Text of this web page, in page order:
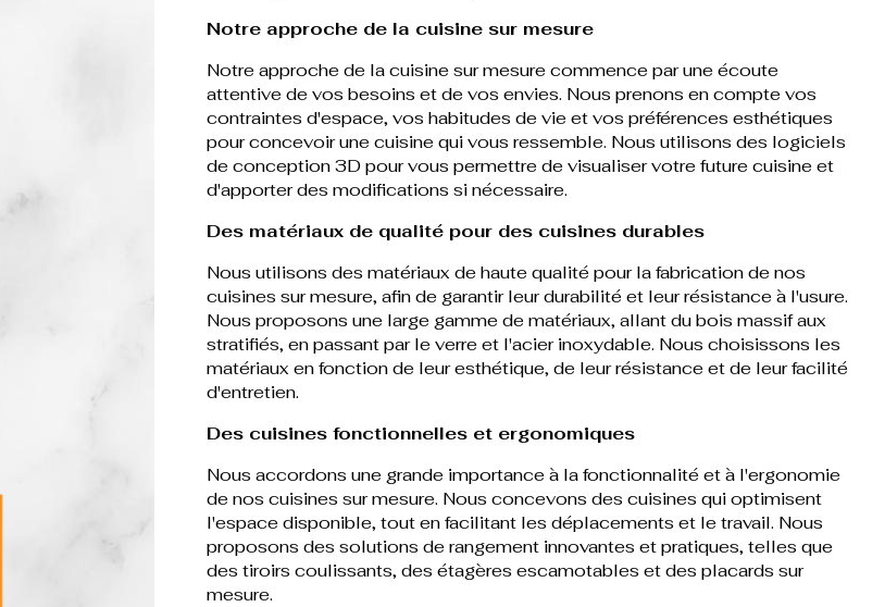
Notre approche de la cuisine sur mesure
Notre approche de la cuisine sur mesure commence par une écoute
attentive de vos besoins et de vos envies. Nous prenons en compte vos
contraintes d'espace, vos habitudes de vie et vos préférences esthétiques
pour concevoir une cuisine qui vous ressemble. Nous utilisons des logiciels
de conception 3D pour vous permettre de visualiser votre future cuisine et
d'apporter des modifications si nécessaire.
Des matériaux de qualité pour des cuisines durables
Nous utilisons des matériaux de haute qualité pour la fabrication de nos
cuisines sur mesure, afin de garantir leur durabilité et leur résistance à l'usure.
Nous proposons une large gamme de matériaux, allant du bois massif aux
stratifiés, en passant par le verre et l'acier inoxydable. Nous choisissons les
matériaux en fonction de leur esthétique, de leur résistance et de leur facilité
d'entretien.
Des cuisines fonctionnelles et ergonomiques
Nous accordons une grande importance à la fonctionnalité et à l'ergonomie
de nos cuisines sur mesure. Nous concevons des cuisines qui optimisent
l'espace disponible, tout en facilitant les déplacements et le travail. Nous
proposons des solutions de rangement innovantes et pratiques, telles que
des tiroirs coulissants, des étagères escamotables et des placards sur
mesure.